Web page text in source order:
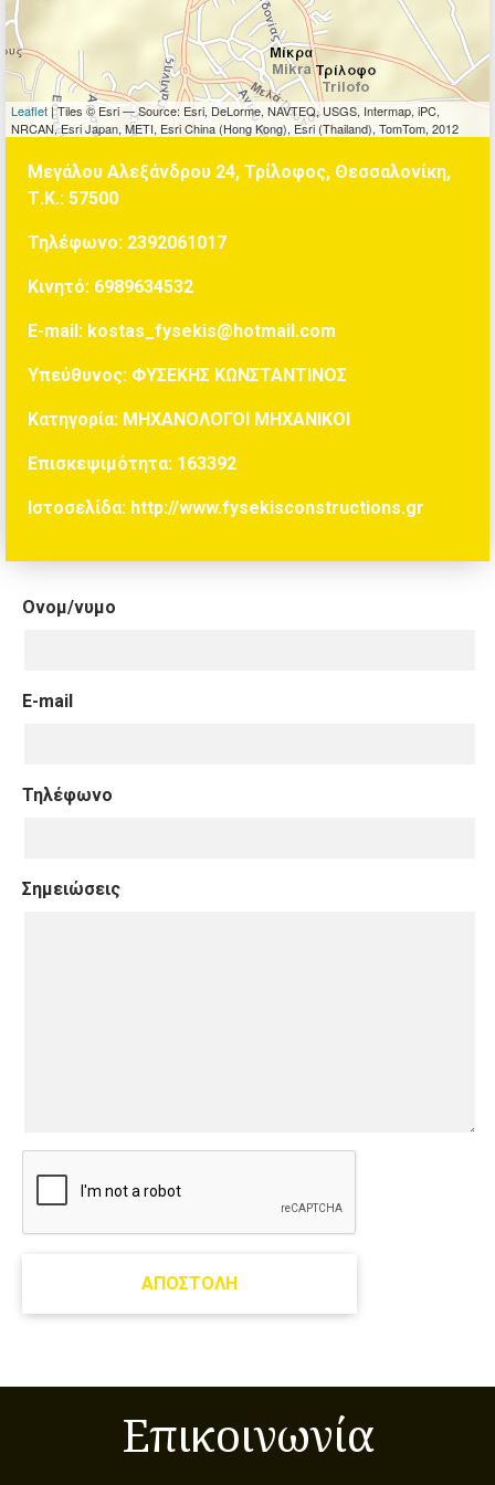
Leaflet | Tiles © Esri — Source: Esri, DeLorme, NAVTEQ, USGS, Intermap, iPC,
NRCAN, Esri Japan, METI, Esri China (Hong Kong), Esri (Thailand), TomTom, 2012
Μεγάλου Αλεξάνδρου 24, Τρίλοφος, Θεσσαλονίκη,
Τ.Κ.: 57500
Τηλέφωνο: 2392061017
Κινητό: 6989634532
E-mail: kostas_fysekis@hotmail.com
Υπεύθυνος: ΦΥΣΕΚΗΣ ΚΩΝΣΤΑΝΤΙΝΟΣ
Κατηγορία: ΜΗΧΑΝΟΛΟΓΟΙ ΜΗΧΑΝΙΚΟΙ
Επισκεψιμότητα: 163392
Ιστοσελίδα: http://www.fysekisconstructions.gr
Ονομ/νυμο
E-mail
Τηλέφωνο
Σημειώσεις
ΑΠΟΣΤΟΛΉ
Επικοινωνία